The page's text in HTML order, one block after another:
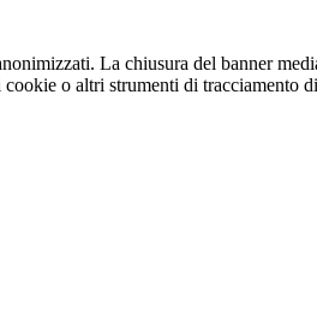
La chiusura del banner
o altri strumenti di tracciamento